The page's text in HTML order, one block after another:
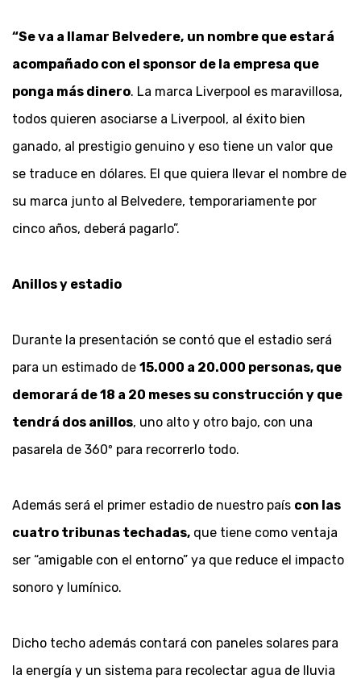
“Se va a llamar Belvedere, un nombre que estará
acompañado con el sponsor de la empresa que
ponga más dinero. La marca Liverpool es maravillosa,
todos quieren asociarse a Liverpool, al éxito bien
ganado, al prestigio genuino y eso tiene un valor que
se traduce en dólares. El que quiera llevar el nombre de
su marca junto al Belvedere, temporariamente por
cinco años, deberá pagarlo”.
Anillos y estadio
Durante la presentación se contó que el estadio será
para un estimado de 15.000 a 20.000 personas, que
demorará de 18 a 20 meses su construcción y que
tendrá dos anillos, uno alto y otro bajo, con una
pasarela de 360º para recorrerlo todo.
Además será el primer estadio de nuestro país con las
cuatro tribunas techadas, que tiene como ventaja
ser “amigable con el entorno” ya que reduce el impacto
sonoro y lumínico.
Dicho techo además contará con paneles solares para
la energía y un sistema para recolectar agua de lluvia